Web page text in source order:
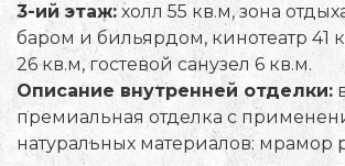
3-ий этаж:холл 55 кв.м, зона
баром и бильярдом, кинотеатр 41
26 кв.м, гостевой санузел 6 кв.м.
Описание внутренней отделки:
премиальная отделка с
натуральных материалов: мрамор